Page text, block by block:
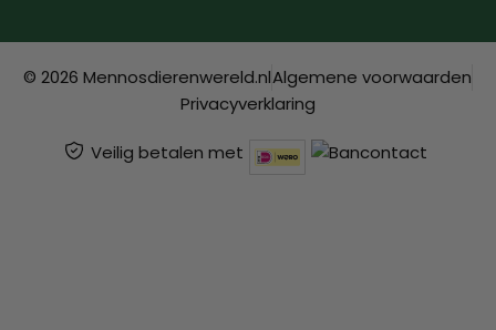
© 2026 Mennosdierenwereld.nlAlgemene voorwaarden
Privacyverklaring
Veilig betalen met